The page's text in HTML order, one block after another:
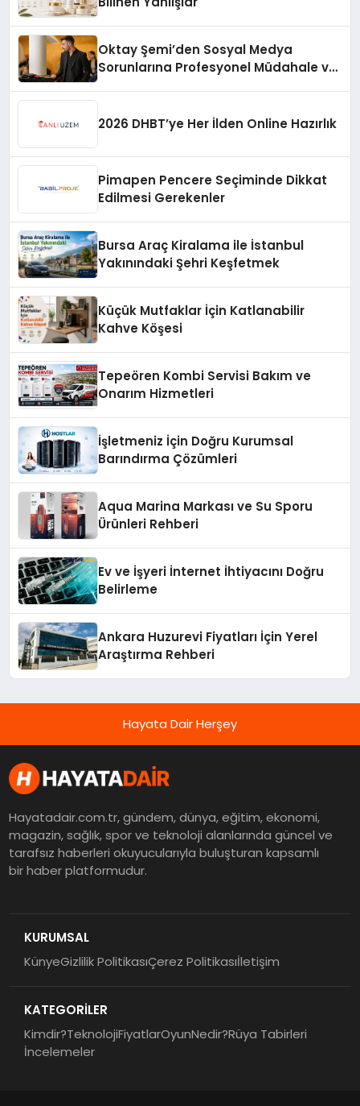
Oktay Şemi’den Sosyal Medya
Sorunlarına Profesyonel Müdahale ve
2026 DHBT’ye Her İlden Online Hazırlık
Pimapen Pencere Seçiminde Dikkat
Edilmesi Gerekenler
Bursa Araç Kiralama ile İstanbul
Yakınındaki Şehri Keşfetmek
Küçük Mutfaklar İçin Katlanabilir
Kahve Köşesi
Tepeören Kombi Servisi Bakım ve
Onarım Hizmetleri
İşletmeniz İçin Doğru Kurumsal
Barındırma Çözümleri
Aqua Marina Markası ve Su Sporu
Ürünleri Rehberi
Ev ve İşyeri İnternet İhtiyacını Doğru
Belirleme
Ankara Huzurevi Fiyatları İçin Yerel
Araştırma Rehberi
Hayata Dair Herşey
Hayatadair.com.tr, gündem, dünya, eğitim, ekonomi,
magazin, sağlık, spor ve teknoloji alanlarında güncel ve
tarafsız haberleri okuyucularıyla buluşturan kapsamlı
bir haber platformudur.
KURUMSAL
KünyeGizlilik PolitikasıÇerez Politikasıİletişim
KATEGORİLER
Kimdir?TeknolojiFiyatlarOyunNedir?Rüya Tabirleri
İncelemeler